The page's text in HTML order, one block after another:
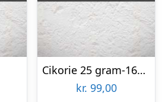
Cikorie 25 gram-16000 frø
kr. 99,00